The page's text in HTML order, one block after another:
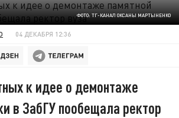
ФОТО: ТГ-КАНАЛ ОКСАНЫ МАРТЫНЕНКО
04 ДЕКАБРЯ 12:36
к идее о демонтаже
в ЗабГУ пообещала ректор